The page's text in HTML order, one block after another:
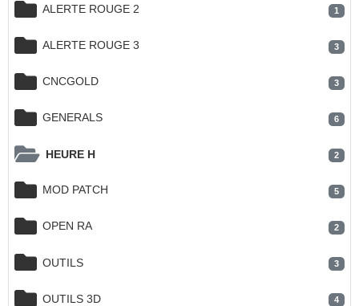
ALERTE ROUGE 2 1
ALERTE ROUGE 3 3
CNCGOLD 3
GENERALS 6
HEURE H 2
MOD PATCH 5
OPEN RA 2
OUTILS 3
OUTILS 3D 4